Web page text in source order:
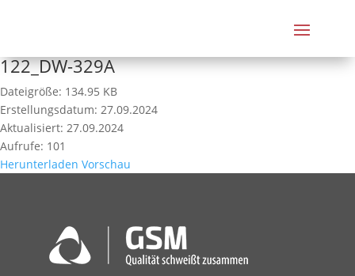
122_DW-329A
Dateigröße: 134.95 KB
Erstellungsdatum: 27.09.2024
Aktualisiert: 27.09.2024
Aufrufe: 101
Herunterladen Vorschau